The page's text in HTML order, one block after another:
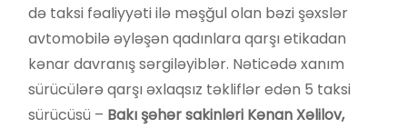
də taksi fəaliyyəti ilə məşğul olan bəzi şəxslər
avtomobilə əyləşən qadınlara qarşı etikadan
kənar davranış sərgiləyiblər. Nəticədə xanım
sürücülərə qarşı əxlaqsız təkliflər edən 5 taksi
sürücüsü – Bakı şəhər sakinləri Kənan Xəlilov,